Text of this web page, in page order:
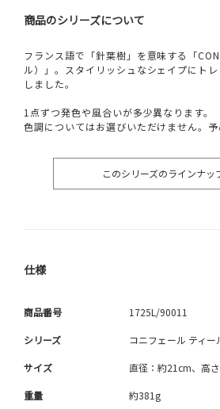
商品のシリーズについて
フランス語で「針葉樹」を意味する「
ル）」。スタイリッシュなシェイプにト
しました。
1点ずつ発色や風合いが多少異なります。
色調についてはお選びいただけません。予
このシリーズのラインナッ
仕様
商品番号 1725L/90011
シリーズ コニフェール ティー
サイズ 直径：約21cm、高
重量 約381g